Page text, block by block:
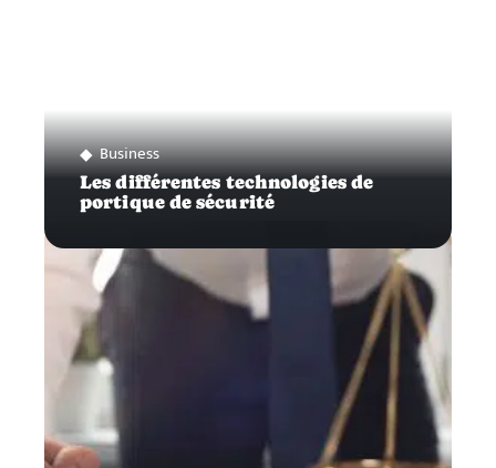
Business
Les différentes technologies de
portique de sécurité